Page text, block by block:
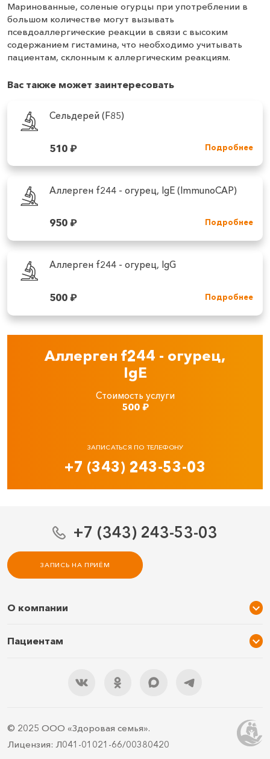
Маринованные, соленые огурцы при употреблении в
большом количестве могут вызывать
псевдоаллергические реакции в связи с высоким
содержанием гистамина, что необходимо учитывать
пациентам, склонным к аллергическим реакциям.
Вас также может заинтересовать
Сельдерей (F85)
510₽ Подробнее
Аллерген f244 - огурец, IgE (ImmunoCAP)
950₽ Подробнее
Аллерген f244 - огурец, IgG
500₽ Подробнее
Аллерген f244 - огурец,
IgE
Стоимость услуги
500₽
ЗАПИСАТЬСЯ ПО ТЕЛЕФОНУ
+7 (343) 243-53-03
+7 (343) 243-53-03
ЗАПИСЬ НА ПРИЁМ
О компании
Услуги и цены
Контакты
Пациентам
Подарочный сертификат
Правила подготовки
ДМС
© 2025 ООО «Здоровая семья».
Лицензия: Л041-01021-66/00380420